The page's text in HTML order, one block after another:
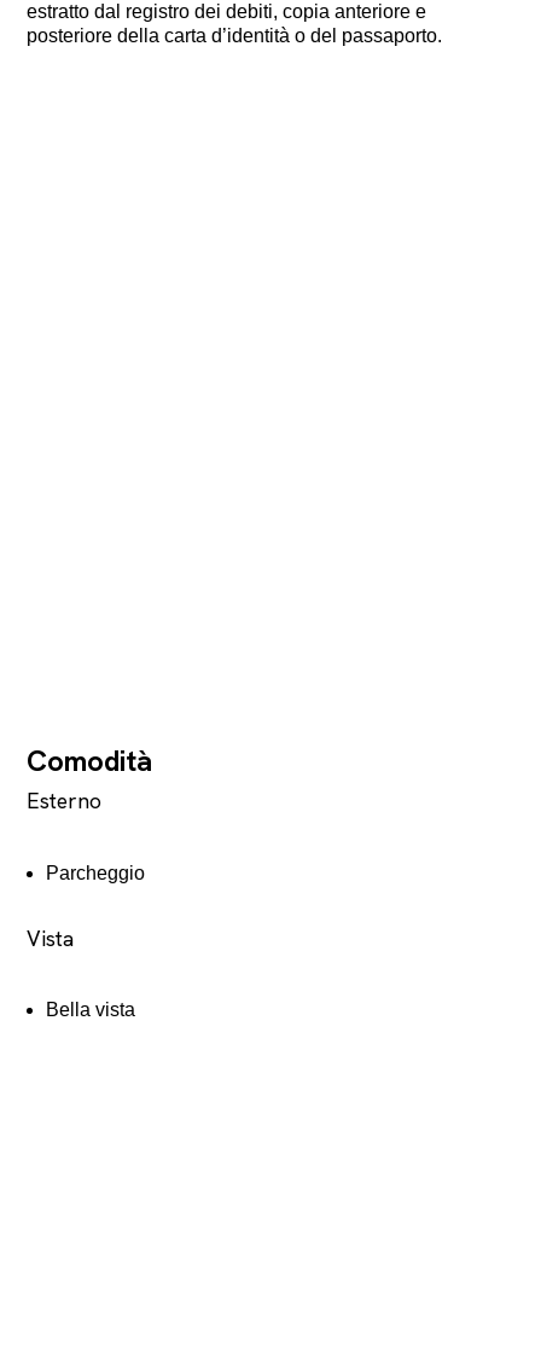
estratto dal registro dei debiti, copia anteriore e
posteriore della carta d’identità o del passaporto.
Comodità
Esterno
Parcheggio
Vista
Bella vista